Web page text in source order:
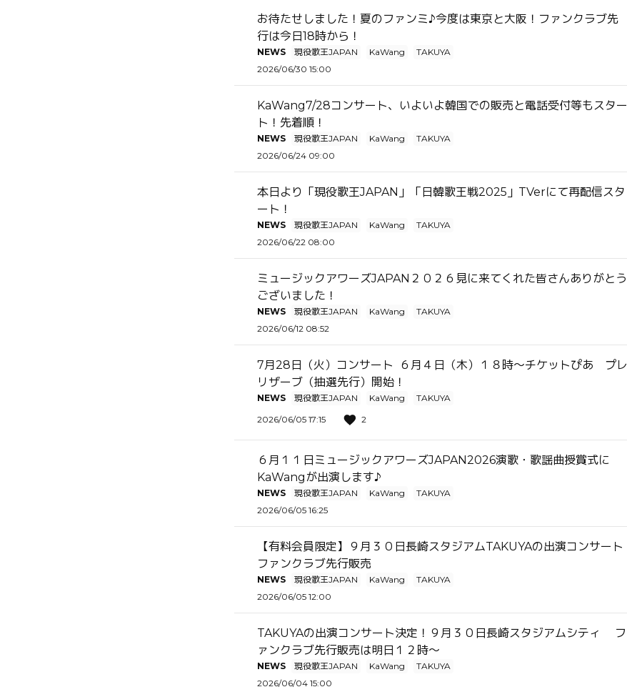
お待たせしました！夏のファンミ♪今度は東京と大阪！ファンクラブ先
行は今日18時から！
NEWS 現役歌王JAPAN KaWang
TAKUYA
2026/06/30 15:00
KaWang7/28コンサート、いよいよ韓国での販売と電話受付等もスター
ト！先着順！
NEWS 現役歌王JAPAN KaWang
TAKUYA
2026/06/24 09:00
本日より「現役歌王JAPAN」「日韓歌王戦2025」TVerにて再配信スタ
ート！
NEWS 現役歌王JAPAN KaWang
TAKUYA
2026/06/22 08:00
ミュージックアワーズJAPAN２０２６見に来てくれた皆さんありがとう
ございました！
NEWS 現役歌王JAPAN KaWang
TAKUYA
2026/06/12 08:52
7月28日（火）コンサート ６月４日（木）１８時～チケットぴあ プレ
リザーブ（抽選先行）開始！
NEWS 現役歌王JAPAN KaWang
TAKUYA
2026/06/05 17:15
2
６月１１日ミュージックアワーズJAPAN2026演歌・歌謡曲授賞式に
KaWangが出演します♪
NEWS 現役歌王JAPAN KaWang
TAKUYA
2026/06/05 16:25
【有料会員限定】９月３０日長崎スタジアムTAKUYAの出演コンサート
ファンクラブ先行販売
NEWS 現役歌王JAPAN KaWang
TAKUYA
2026/06/05 12:00
TAKUYAの出演コンサート決定！９月３０日長崎スタジアムシティ フ
ァンクラブ先行販売は明日１２時～
NEWS 現役歌王JAPAN KaWang
TAKUYA
2026/06/04 15:00